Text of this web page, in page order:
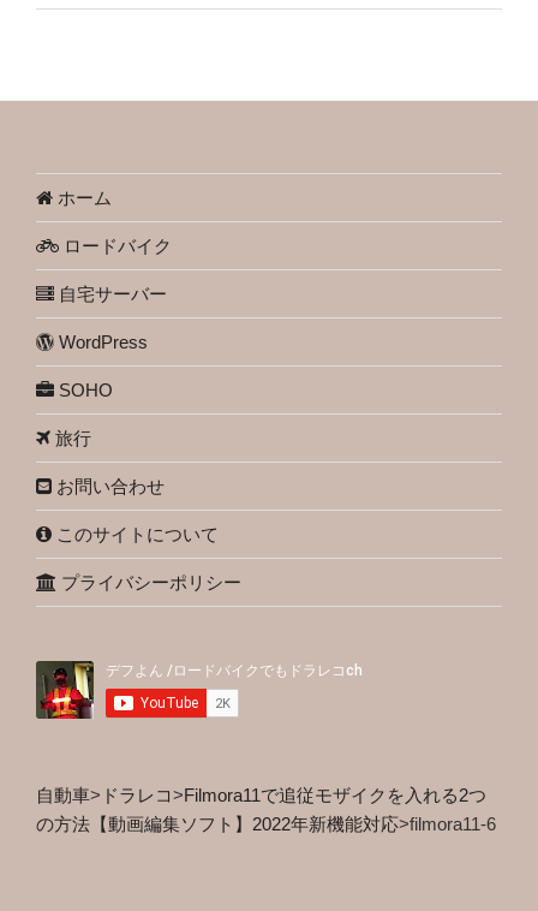
ホーム
ロードバイク
自宅サーバー
WordPress
SOHO
旅行
お問い合わせ
このサイトについて
プライバシーポリシー
自動車> ドラレコ>Filmora11で追従モザイクを入れる2つ
の方法【動画編集ソフト】2022年新機能対応>filmora11-6